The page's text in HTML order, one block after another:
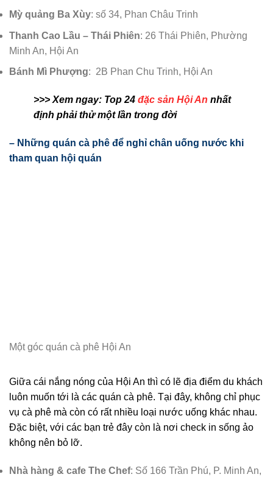
Mỳ quảng Ba Xùy: số 34, Phan Châu Trinh
Thanh Cao Lầu – Thái Phiên: 26 Thái Phiên, Phường
Minh An, Hội An
Bánh Mì Phượng: 2B Phan Chu Trinh, Hội An
>>> Xem ngay: Top 24 đặc sản Hội An nhất
định phải thử một lần trong đời
– Những quán cà phê để nghỉ chân uống nước khi
tham quan hội quán
Một góc quán cà phê Hội An
Giữa cái nắng nóng của Hội An thì có lẽ địa điểm du khách
luôn muốn tới là các quán cà phê. Tại đây, không chỉ phục
vụ cà phê mà còn có rất nhiều loại nước uống khác nhau.
Đặc biệt, với các bạn trẻ đây còn là nơi check in sống ảo
không nên bỏ lỡ.
Nhà hàng & cafe The Chef: Số 166 Trần Phú, P. Minh An,